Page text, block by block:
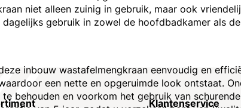
niet alleen zuinig in gebruik, maar ook
gebruik in zowel de hoofdbadkamer als de
inbouw wastafelmengkraan eenvoudig en
een nette en opgeruimde look ontstaat.
behouden en voorkom het gebruik van
Klantenservice